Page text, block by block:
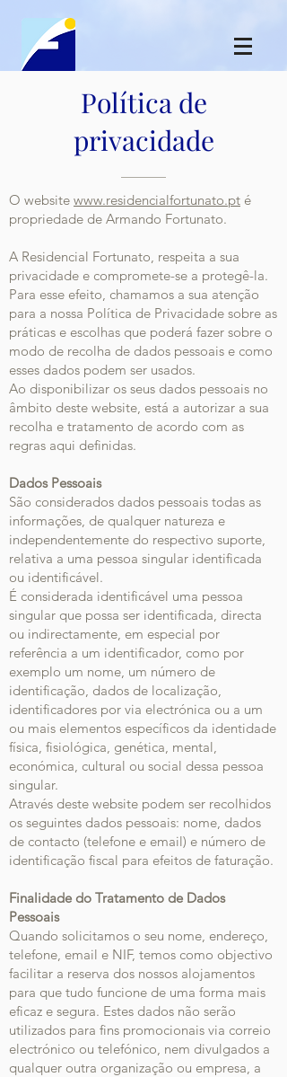
Política de
privacidade
O website www.residencialfortunato.pt é
propriedade de Armando Fortunato.
A Residencial Fortunato, respeita a sua
privacidade e compromete-se a protegê-la.
Para esse efeito, chamamos a sua atenção
para a nossa Política de Privacidade sobre as
práticas e escolhas que poderá fazer sobre o
modo de recolha de dados pessoais e como
esses dados podem ser usados.
Ao disponibilizar os seus dados pessoais no
âmbito deste website, está a autorizar a sua
recolha e tratamento de acordo com as
regras aqui definidas.
Dados Pessoais
São considerados dados pessoais todas as
informações, de qualquer natureza e
independentemente do respectivo suporte,
relativa a uma pessoa singular identificada
ou identificável.
É considerada identificável uma pessoa
singular que possa ser identificada, directa
ou indirectamente, em especial por
referência a um identificador, como por
exemplo um nome, um número de
identificação, dados de localização,
identificadores por via electrónica ou a um
ou mais elementos específicos da identidade
física, fisiológica, genética, mental,
económica, cultural ou social dessa pessoa
singular.
Através deste website podem ser recolhidos
os seguintes dados pessoais: nome, dados
de contacto (telefone e email) e número de
identificação fiscal para efeitos de faturação.
Finalidade do Tratamento de Dados
Pessoais
Quando solicitamos o seu nome, endereço,
telefone, email e NIF, temos como objectivo
facilitar a reserva dos nossos alojamentos
para que tudo funcione de uma forma mais
eficaz e segura. Estes dados não serão
utilizados para fins promocionais via correio
electrónico ou telefónico, nem divulgados a
qualquer outra organização ou empresa, a